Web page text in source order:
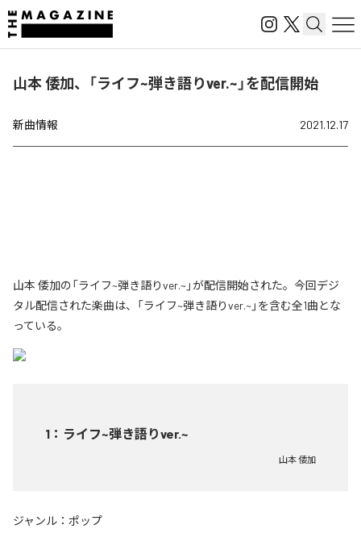
山本 倭加、「ライフ~弾き語りver.~」を配信開始
新曲情報 2021.12.17
山本 倭加の「ライフ~弾き語りver.~」が配信開始された。今回デジ
タル配信された楽曲は、「ライフ~弾き語りver.~」を含む全1曲とな
っている。
1 ： ライフ~弾き語りver.~
山本 倭加
ジャンル： ポップ